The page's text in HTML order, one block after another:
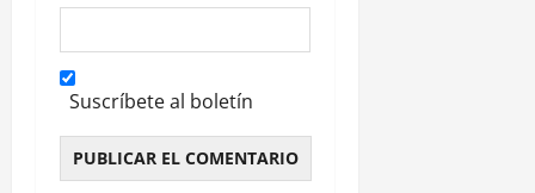
Suscríbete al boletín